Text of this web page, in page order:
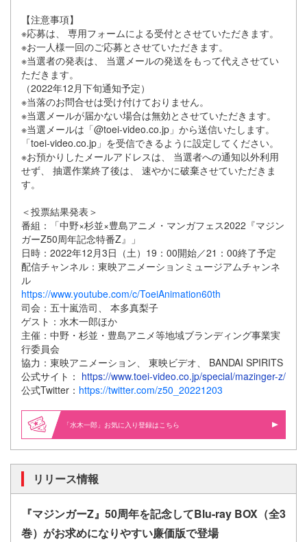
【注意事項】
※応募は、 専用フォームによる受付とさせていただきます。
※お一人様一回のご応募とさせていただきます。
※当選者の発表は、 当選メールの発送をもって代えさせてい
ただきます。
（2022年12月下旬通知予定）
※当落のお問合せは受け付けておりません。
※当選メールが届かない場合は無効とさせていただきます。
※当選メールは「@toei-video.co.jp」から送信いたします。
「toei-video.co.jp」を受信できるように設定してください。
※お預かりしたメールアドレスは、 当選者への通知以外利用
せず、 抽選作業終了後は、 速やかに破棄させていただきま
す。
＜投票結果発表＞
番組：「中野×杉並×豊島アニメ・マンガフェス2022『マジン
ガーZ50周年記念特番Z』」
日時：2022年12月3日（土）19：00開始／21：00終了予定
配信チャンネル：東映アニメーションミュージアムチャンネ
ル
https://www.youtube.com/c/ToeiAnimation60th
司会：五十嵐浩司、 本多真梨子
ゲスト：水木一郎ほか
主催：中野・杉並・豊島アニメ等地域ブランディング事業実
行委員会
協力：東映アニメーション、 東映ビデオ、 BANDAI SPIRITS
公式サイト： https://www.toei-video.co.jp/special/mazinger-z/
公式Twitter： https://twitter.com/z50_20221203
「水木一郎」お気に入り登録はこちら
リリース情報
『マジンガーZ』50周年を記念してBlu-ray BOX（全3
巻）がお求めになりやすい廉価版で登場